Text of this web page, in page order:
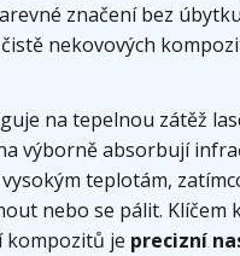
značení bez úbytku
nekovových
na tepelnou zátěž
výborně absorbují
teplotám,
nebo se pálit. Klíčem
kompozitů je precizní